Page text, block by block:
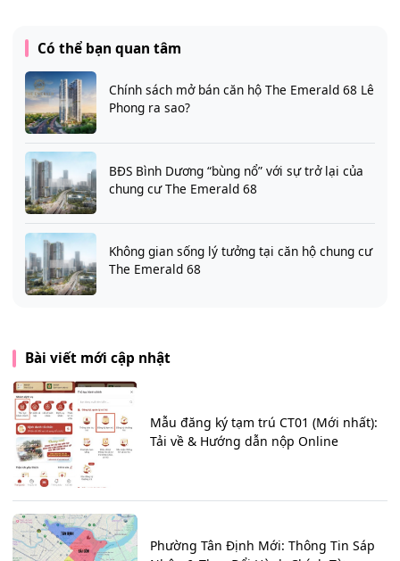
Có thể bạn quan tâm
Chính sách mở bán căn hộ The Emerald 68 Lê
Phong ra sao?
BĐS Bình Dương “bùng nổ” với sự trở lại của
chung cư The Emerald 68
Không gian sống lý tưởng tại căn hộ chung cư
The Emerald 68
Bài viết mới cập nhật
Mẫu đăng ký tạm trú CT01 (Mới nhất):
Tải về & Hướng dẫn nộp Online
Phường Tân Định Mới: Thông Tin Sáp